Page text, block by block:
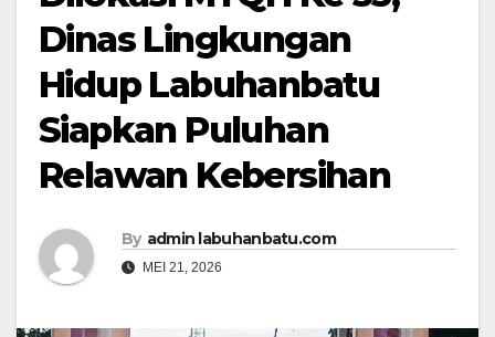
Dinas Lingkungan
Hidup Labuhanbatu
Siapkan Puluhan
Relawan Kebersihan
By admin labuhanbatu.com
MEI 21, 2026